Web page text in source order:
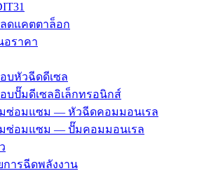
ดแคตตาล็อก
อราคา
บหัวฉีดดีเซล
บปั๊มดีเซลอิเล็กทรอนิกส์
ซ่อมแซม — หัวฉีดคอมมอนเรล
ซ่อมแซม — ปั๊มคอมมอนเรล
การฉีดพลังงาน